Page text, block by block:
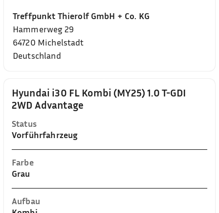
Hyundai i30 FL Kombi (MY25) 1.0 T-GDI
2WD Advantage
Status
Vorführfahrzeug
Farbe
Grau
Aufbau
Treffpunkt Thierolf GmbH + Co. KG
Hammerweg 29
64720 Michelstadt
Deutschland